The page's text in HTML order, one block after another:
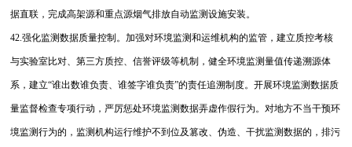
据直联，完成高架源和重点源烟气排放自动监测设施安装。
42.强化监测数据质量控制。加强对环境监测和运维机构的监管，建立质控考核
与实验室比对、第三方质控、信誉评级等机制，健全环境监测量值传递溯源体
系，建立“谁出数谁负责、谁签字谁负责”的责任追溯制度。开展环境监测数据质
量监督检查专项行动，严厉惩处环境监测数据弄虚作假行为。对地方不当干预环
境监测行为的，监测机构运行维护不到位及篡改、伪造、干扰监测数据的，排污